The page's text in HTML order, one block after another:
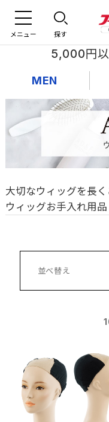
メニュー 探す
5,000円
MEN
大切なウィッグを長
ウィッグお手入れ用品